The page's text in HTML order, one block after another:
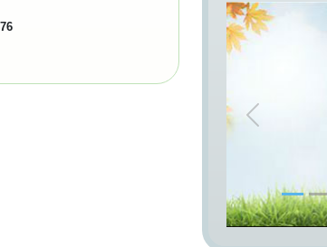
Previous